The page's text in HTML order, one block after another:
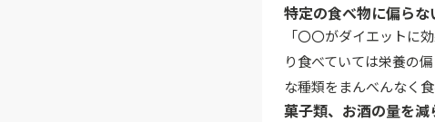
特定の食べ物に偏らな
「〇〇がダイエットに
り食べていては栄養の
な種類をまんべんなく
菓子類、お酒の量を減